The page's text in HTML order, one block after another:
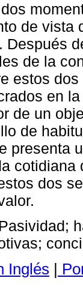
de vista
Después
de la
estos
en
de un
de
presenta
dos
Pasividad;
Inglés |